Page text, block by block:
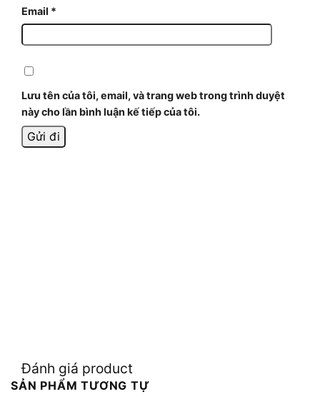
Email *
Lưu tên của tôi, email, và trang web trong trình duyệt
này cho lần bình luận kế tiếp của tôi.
Đánh giá product
SẢN PHẨM TƯƠNG TỰ